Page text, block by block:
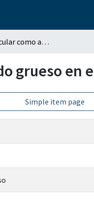
El basallo vesicular como agregado grueso en el concreto hidraulico
grueso en
Simple item page